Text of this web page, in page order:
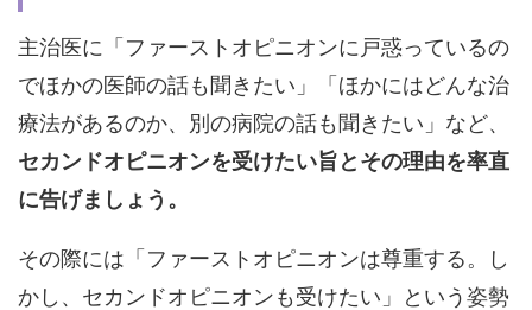
主治医に「ファーストオピニオンに戸惑っているの
でほかの医師の話も聞きたい」「ほかにはどんな治
療法があるのか、別の病院の話も聞きたい」など、
セカンドオピニオンを受けたい旨とその理由を率直
に告げましょう。
その際には「ファーストオピニオンは尊重する。し
かし、セカンドオピニオンも受けたい」という姿勢